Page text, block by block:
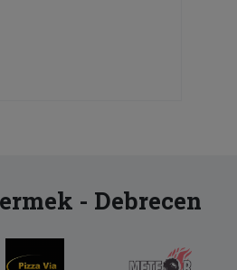
- Debrecen